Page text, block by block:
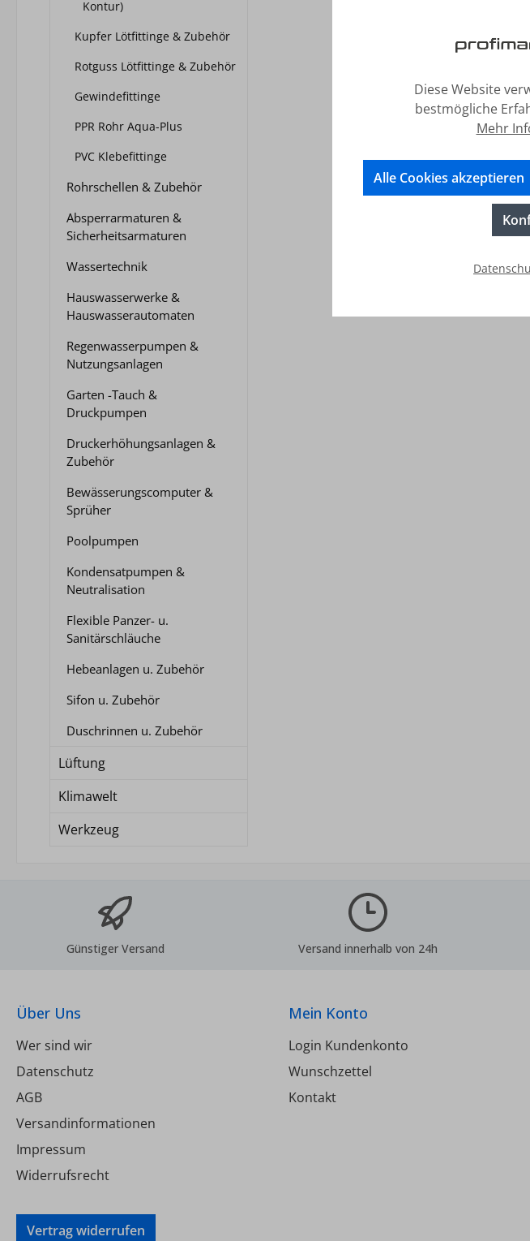
Kontur)
Kupfer Lötfittinge & Zubehör
Rotguss Lötfittinge & Zubehör
Gewindefittinge
PPR Rohr Aqua-Plus
PVC Klebefittinge
Rohrschellen & Zubehör
Absperrarmaturen &
Sicherheitsarmaturen
Wassertechnik
Hauswasserwerke &
Hauswasserautomaten
Regenwasserpumpen &
Nutzungsanlagen
Garten -Tauch &
Druckpumpen
Druckerhöhungsanlagen &
Zubehör
Bewässerungscomputer &
Sprüher
Poolpumpen
Kondensatpumpen &
Neutralisation
Flexible Panzer- u.
Sanitärschläuche
Hebeanlagen u. Zubehör
Sifon u. Zubehör
Duschrinnen u. Zubehör
Lüftung
Klimawelt
Werkzeug
Ring aus EPDM (schwarz)
Pressfitting Passbogen 60°
Günstiger Versand Versand innerhalb von 24h
Über Uns
Wer sind wir
Datenschutz
AGB
Versandinformationen
Impressum
Widerrufsrecht
Vertrag widerrufen
Mein Konto
Login Kundenkonto
Wunschzettel
Kontakt
Diese Website
bestmögliche
Mehr
Alle Cookies akzeptieren